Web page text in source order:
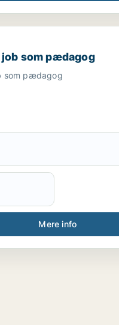
som pædagog
job som pædagog
som pædagog
Mere info